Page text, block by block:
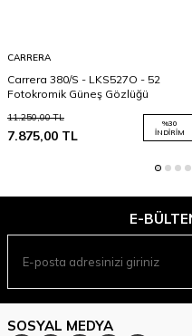
CARRERA
Carrera 380/S - LKS527O - 52
Fotokromik Güneş Gözlüğü
11.250,00TL
7.875,00 TL
%30
İNDIRIM
E-
SOSYAL MEDYA